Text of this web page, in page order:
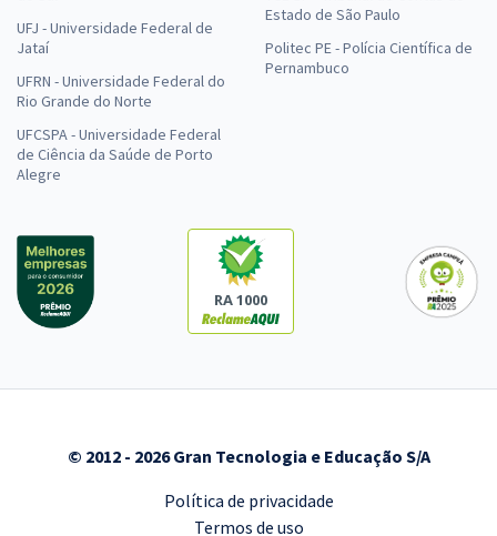
UFJ - Universidade Federal de
Jataí
UFRN - Universidade Federal do
Rio Grande do Norte
UFCSPA - Universidade Federal
de Ciência da Saúde de Porto
Alegre
Estado de São Paulo
Politec PE - Polícia Científica de
Pernambuco
RA 1000
© 2012 - 2026 Gran Tecnologia e Educação S/A
Política de privacidade
Termos de uso